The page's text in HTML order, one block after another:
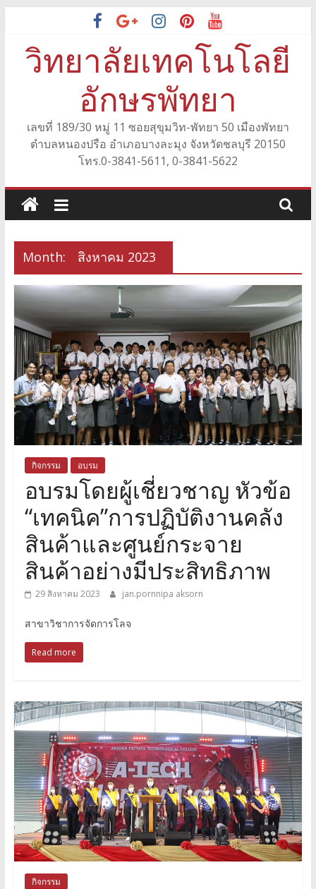
contentวิทยาลัยเทคโนโลยี
อักษรพัทยา
เลขที่ 189/30 หมู่ 11 ซอยสุขุมวิท-พัทยา 50 เมืองพัทยา
ตำบลหนองปรือ อำเภอบางละมุง จังหวัดชลบุรี 20150
โทร.0-3841-5611, 0-3841-5622
Month: สิงหาคม 2023
กิจกรรม อบรม
อบรมโดยผู้เชี่ยวชาญ หัวข้อ
“เทคนิค”การปฏิบัติงานคลัง
สินค้าและศูนย์กระจาย
สินค้าอย่างมีประสิทธิภาพ
29 สิงหาคม 2023 jan.pornnipa aksorn
สาขาวิชาการจัดการโลจ
Read more
กิจกรรม